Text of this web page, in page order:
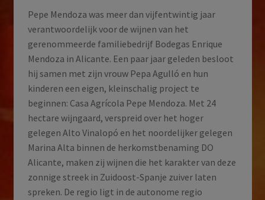
Pepe Mendoza was meer dan vijfentwintig jaar
verantwoordelijk voor de wijnen van het
gerenommeerde familiebedrijf Bodegas Enrique
Mendoza in Alicante. Een paar jaar geleden besloot
hij samen met zijn vrouw Pepa Agulló en hun
kinderen een eigen, kleinschalig project te
beginnen: Casa Agrícola Pepe Mendoza. Met 24
hectare wijngaard, verspreid over het hoger
gelegen Alto Vinalopó en het noordelijker gelegen
Marina Alta binnen de herkomstbenaming DO
Alicante, maken zij wijnen die het karakter van deze
zonnige streek in Zuidoost-Spanje zuiver laten
spreken. De regio ligt in de autonome regio